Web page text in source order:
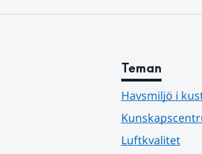
Teman
Havsmiljö i
Luftkvalitet